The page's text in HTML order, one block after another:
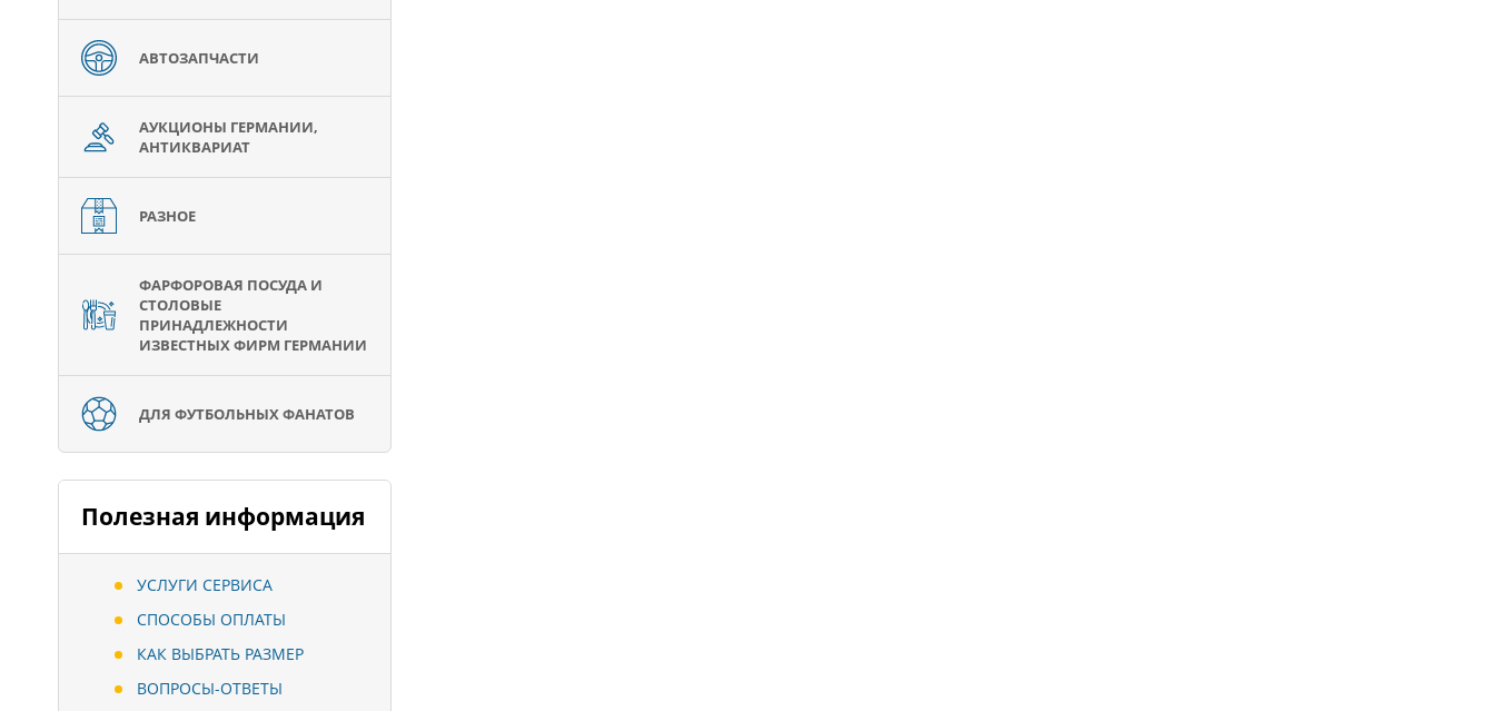
АВТОЗАПЧАСТИ
АУКЦИОНЫ ГЕРМАНИИ,
АНТИКВАРИАТ
РАЗНОЕ
ФАРФОРОВАЯ ПОСУДА И
СТОЛОВЫЕ
ПРИНАДЛЕЖНОСТИ
ИЗВЕСТНЫХ ФИРМ ГЕРМАНИИ
ДЛЯ ФУТБОЛЬНЫХ ФАНАТОВ
Полезная информация
УСЛУГИ СЕРВИСА
СПОСОБЫ ОПЛАТЫ
КАК ВЫБРАТЬ РАЗМЕР
ВОПРОСЫ-ОТВЕТЫ